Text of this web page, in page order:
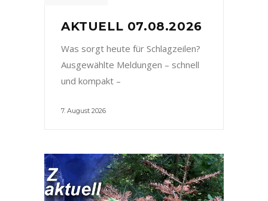
AKTUELL 07.08.2026
Was sorgt heute für Schlagzeilen?
Ausgewählte Meldungen – schnell
und kompakt –
7. August 2026